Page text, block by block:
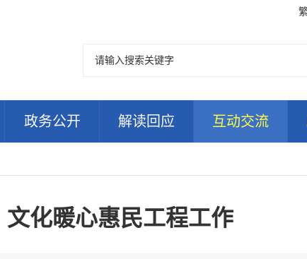
政务公开 解读回应 互动交流
文化暖心惠民工程工作